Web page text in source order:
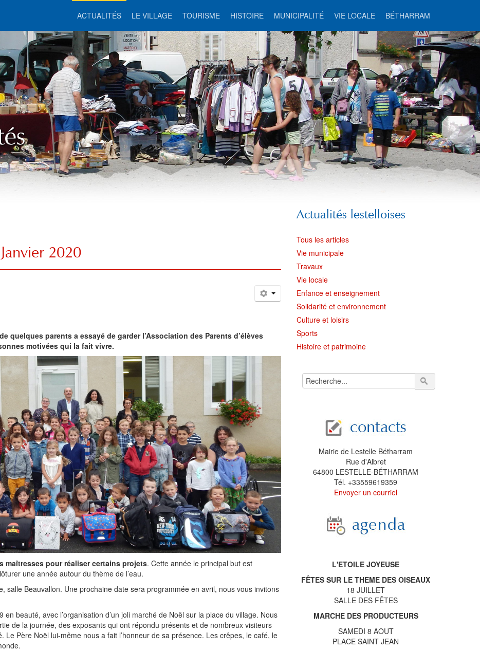
ACTUALITÉS LE VILLAGE TOURISME HISTOIRE MUNICIPALITÉ VIE LOCALE BÉTHARRAM
2020
quelques parents a essayé de garder l’Association des Parents d’élèves
motivées qui la fait vivre.
maîtresses pour réaliser certains projets. Cette année le principal but est
une année autour du thème de l’eau.
salle Beauvallon. Une prochaine date sera programmée en avril, nous vous invitons
beauté, avec l’organisation d’un joli marché de Noël sur la place du village. Nous
de la journée, des exposants qui ont répondu présents et de nombreux visiteurs
Le Père Noël lui-même nous a fait l’honneur de sa présence. Les crêpes, le café, le
Actualités lestelloises
Tous les articles
Vie municipale
Travaux
Vie locale
Enfance et enseignement
Solidarité et environnement
Culture et loisirs
Sports
Histoire et patrimoine
Mairie de Lestelle Bétharram
Rue d'Albret
64800 LESTELLE-BÉTHARRAM
Tél. +33559619359
Envoyer un courriel
L'ETOILE JOYEUSE
FÊTES SUR LE THEME DES OISEAUX
18 JUILLET
SALLE DES FÊTES
MARCHE DES PRODUCTEURS
SAMEDI 8 AOUT
PLACE SAINT JEAN